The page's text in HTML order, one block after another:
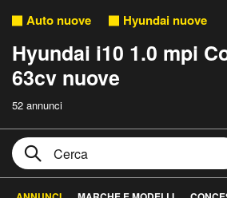
Auto nuove Hyundai nuove
Hyundai i10 1.0 mpi
63cv nuove
52 annunci